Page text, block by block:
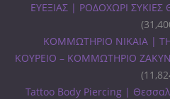
ΕΥΕΞΙΑΣ | ΡΟΔΟΧΩΡΙ
ΚΟΜΜΩΤΗΡΙΟ ΝΙΚΑΙΑ |
ΚΟΥΡΕΙΟ – ΚΟΜΜΩΤΗΡΙΟ
Tattoo Body Piercing |